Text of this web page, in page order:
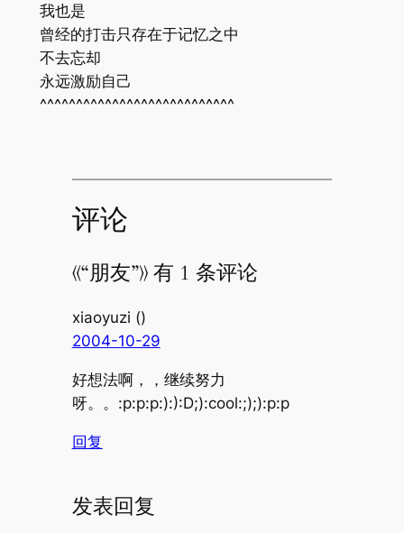
我也是
曾经的打击只存在于记忆之中
不去忘却
永远激励自己
^^^^^^^^^^^^^^^^^^^^^^^^^^^
评论
《“朋友”》 有 1 条评论
xiaoyuzi ()
2004-10-29
好想法啊，，继续努力
呀。。:p:p:p:):):D;):cool:;);):p:p
回复
发表回复